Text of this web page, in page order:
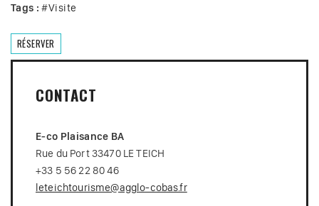
Tags : #Visite
RÉSERVER
CONTACT
E-co Plaisance BA
Rue du Port 33470 LE TEICH
+33 5 56 22 80 46
leteichtourisme@agglo-cobas.fr